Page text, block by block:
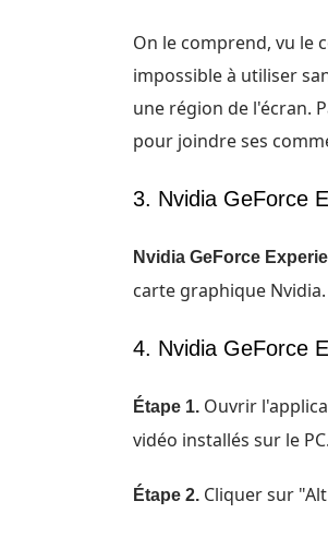
On le comprend, vu le
impossible à utiliser
une région de l'écran.
pour joindre ses
3. Nvidia GeForce
Nvidia GeForce
carte graphique Nvidia.
4. Nvidia GeForce
Étape 1. Ouvrir
vidéo installés sur le PC.
Étape 2. Cliquer sur